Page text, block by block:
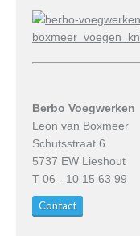
Berbo Voegwerken
Leon van Boxmeer
Schutsstraat 6
5737 EW Lieshout
T 06 - 10 15 63 99
Contact